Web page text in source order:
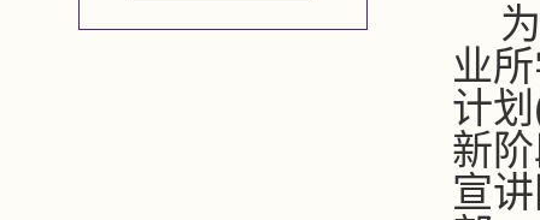
业
计划
新
宣